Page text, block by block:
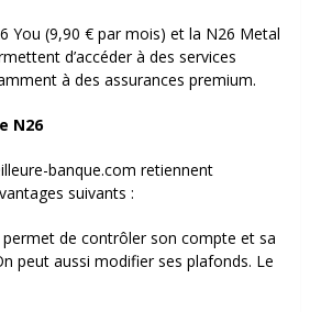
You (9,90 € par mois) et la N26 Metal
d’accéder à des services
à des assurances premium.
N26
banque.com retiennent
suivants :
de contrôler son compte et sa
peut aussi modifier ses plafonds. Le